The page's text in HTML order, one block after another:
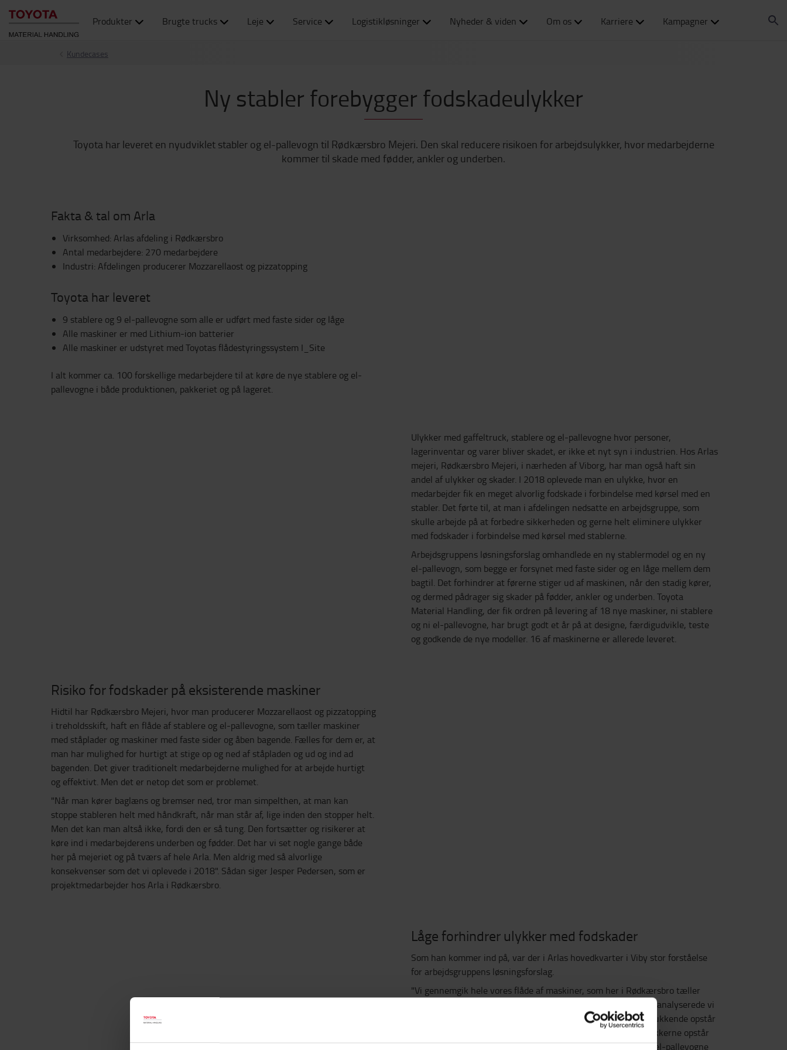
Produkter Brugte trucks Leje Service Logistikløsninger Nyheder & viden Om os Karriere Kampagner
Kundecases
Ny stabler forebygger fodskadeulykker
Toyota har leveret en nyudviklet stabler og el-pallevogn til Rødkærsbro Mejeri. Den skal reducere risikoen for arbejdsulykker, hvor medarbejderne
kommer til skade med fødder, ankler og underben.
Fakta & tal om Arla
Virksomhed: Arlas afdeling i Rødkærsbro
Antal medarbejdere: 270 medarbejdere
Industri: Afdelingen producerer Mozzarellaost og pizzatopping
Toyota har leveret
9 stablere og 9 el-pallevogne som alle er udført med faste sider og låge
Alle maskiner er med Lithium-ion batterier
Alle maskiner er udstyret med Toyotas flådestyringssystem I_Site
I alt kommer ca. 100 forskellige medarbejdere til at køre de nye stablere og el-
pallevogne i både produktionen, pakkeriet og på lageret.
Ulykker med gaffeltruck, stablere og el-pallevogne hvor personer,
lagerinventar og varer bliver skadet, er ikke et nyt syn i industrien. Hos Arlas
mejeri, Rødkærsbro Mejeri, i nærheden af Viborg, har man også haft sin
andel af ulykker og skader. I 2018 oplevede man en ulykke, hvor en
medarbejder fik en meget alvorlig fodskade i forbindelse med kørsel med en
stabler. Det førte til, at man i afdelingen nedsatte en arbejdsgruppe, som
skulle arbejde på at forbedre sikkerheden og gerne helt eliminere ulykker
med fodskader i forbindelse med kørsel med stablerne.
Arbejdsgruppens løsningsforslag omhandlede en ny stablermodel og en ny
el-pallevogn, som begge er forsynet med faste sider og en låge mellem dem
bagtil. Det forhindrer at førerne stiger ud af maskinen, når den stadig kører,
og dermed pådrager sig skader på fødder, ankler og underben. Toyota
Material Handling, der fik ordren på levering af 18 nye maskiner, ni stablere
og ni el-pallevogne, har brugt godt et år på at designe, færdigudvikle, teste
og godkende de nye modeller. 16 af maskinerne er allerede leveret.
Risiko for fodskader på eksisterende maskiner
Hidtil har Rødkærsbro Mejeri, hvor man producerer Mozzarellaost og pizzatopping
i treholdsskift, haft en flåde af stablere og el-pallevogne, som tæller maskiner
med ståplader og maskiner med faste sider og åben bagende. Fælles for dem er, at
man har mulighed for hurtigt at stige op og ned af ståpladen og ud og ind ad
bagenden. Det giver traditionelt medarbejderne mulighed for at arbejde hurtigt
og effektivt. Men det er netop det som er problemet.
"Når man kører baglæns og bremser ned, tror man simpelthen, at man kan
stoppe stableren helt med håndkraft, når man står af, lige inden den stopper helt.
Men det kan man altså ikke, fordi den er så tung. Den fortsætter og risikerer at
køre ind i medarbejderens underben og fødder. Det har vi set nogle gange både
her på mejeriet og på tværs af hele Arla. Men aldrig med så alvorlige
konsekvenser som det vi oplevede i 2018". Sådan siger Jesper Pedersen, som er
projektmedarbejder hos Arla i Rødkærsbro.
Låge forhindrer ulykker med fodskader
Som han kommer ind på, var der i Arlas hovedkvarter i Viby stor forståelse
for arbejdsgruppens løsningsforslag.
"Vi gennemgik hele vores flåde af maskiner, som her i Rødkærsbro tæller
både reachtruck, gaffeltruck, stablere og el-pallevogne. Og så analyserede vi
de ulykker, vi har haft. Konklusionen var, at fodskaderne udelukkende opstår
i forbindelse med brugen af stablerne og el-pallevognene. Ulykkerne opstår
hovedsageligt som i det nævnte tilfælde. Men for stablere og el-pallevogne